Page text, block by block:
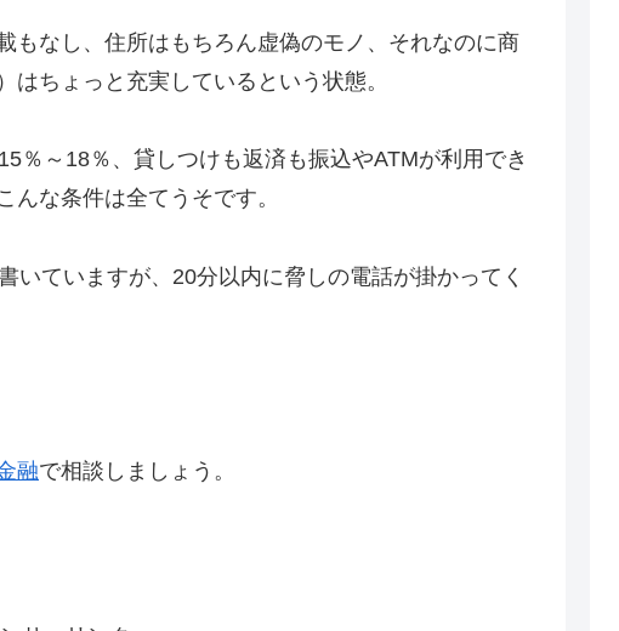
もなし、住所はもちろん虚偽のモノ、それなのに商
ちょっと充実しているという状態。
％～18％、貸しつけも返済も振込やATMが利用でき
んな条件は全てうそです。
いていますが、20分以内に脅しの電話が掛かってく
融で相談しましょう。